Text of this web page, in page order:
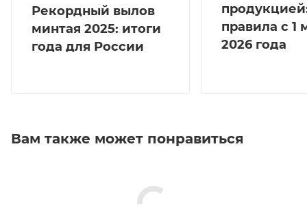
Рекордный вылов
минтая 2025: итоги
года для России
правила с 1
2026 года
Вам также может понравиться